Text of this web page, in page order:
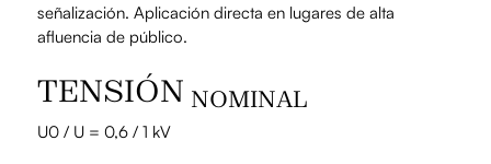
señalización. Aplicación directa en lugares de alta
afluencia de público.
TENSIÓN NOMINAL
U0 / U = 0,6 / 1 kV